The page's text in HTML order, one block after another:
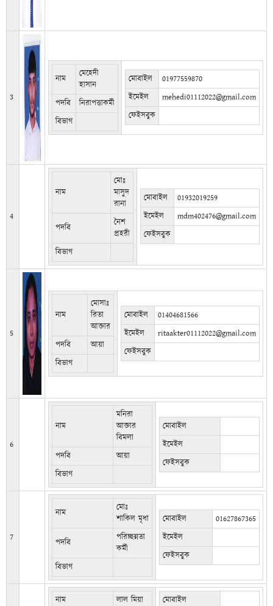
3
নাম
মেহেদী
হাসান
পদবি
নিরাপত্তাকর্মী
বিভাগ
মোবাইল
01977559870
ইমেইল
mehedi01112022@gmail.com
ফেইসবুক
4
নাম
মোঃ
মাসুদ
রানা
পদবি
নৈশ
প্রহরী
বিভাগ
মোবাইল
01932019259
ইমেইল
mdm402476@gmail.com
ফেইসবুক
5
নাম
মোসাঃ
রিতা
আক্তার
পদবি
আয়া
বিভাগ
মোবাইল
01404681566
ইমেইল
ritaakter01112022@gmail.com
ফেইসবুক
6
নাম
মনিরা
আক্তার
বিমলা
পদবি
আয়া
বিভাগ
মোবাইল
ইমেইল
ফেইসবুক
7
নাম
মোঃ
শাকিল মৃধা
পদবি
পরিচ্ছন্নতা
কর্মী
বিভাগ
মোবাইল
01627867365
ইমেইল
ফেইসবুক
নাম
লাল মিয়া
মোবাইল